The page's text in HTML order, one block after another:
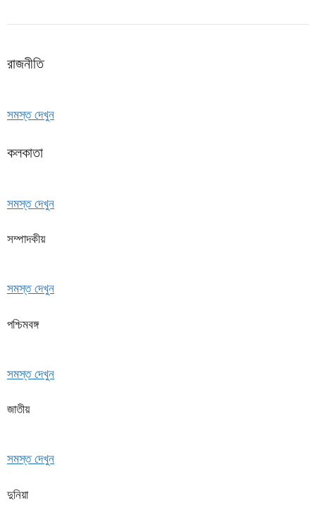
রাজনীতি
সমস্ত দেখুন
কলকাতা
সমস্ত দেখুন
সম্পাদকীয়
সমস্ত দেখুন
পশ্চিমবঙ্গ
সমস্ত দেখুন
জাতীয়
সমস্ত দেখুন
দুনিয়া